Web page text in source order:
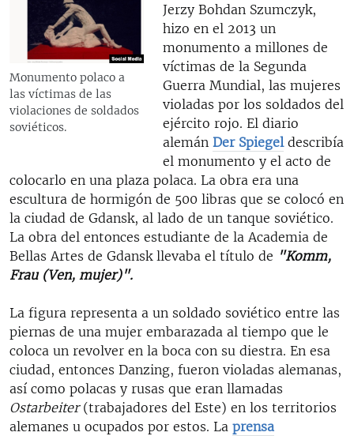
Monumento polaco a
las víctimas de las
violaciones de soldados
soviéticos.
Jerzy Bohdan Szumczyk,
hizo en el 2013 un
monumento a millones de
víctimas de la Segunda
Guerra Mundial, las mujeres
violadas por los soldados del
ejército rojo. El diario
alemán Der Spiegeldescribía
el monumento y el acto de
colocarlo en una plaza polaca. La obra era una
escultura de hormigón de 500 libras que se colocó en
la ciudad de Gdansk, al lado de un tanque soviético.
La obra del entonces estudiante de la Academia de
Bellas Artes de Gdansk llevaba el título de "Komm,
Frau (Ven, mujer)".
La figura representa a un soldado soviético entre las
piernas de una mujer embarazada al tiempo que le
coloca un revolver en la boca con su diestra. En esa
ciudad, entonces Danzing, fueron violadas alemanas,
así como polacas y rusas que eran llamadas
Ostarbeiter (trabajadores del Este) en los territorios
alemanes u ocupados por estos. La prensa